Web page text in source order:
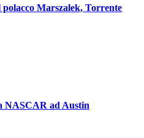
Marszalek, Torrente
NASCAR ad Austin